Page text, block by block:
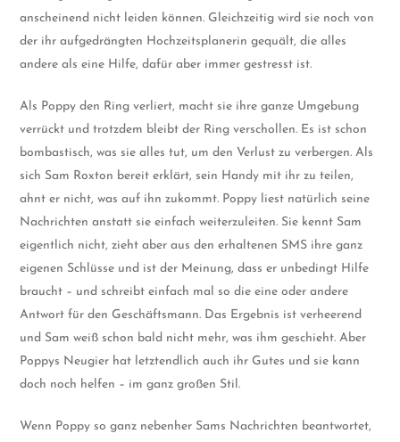
anscheinend nicht leiden können. Gleichzeitig wird sie noch von
der ihr aufgedrängten Hochzeitsplanerin gequält, die alles
andere als eine Hilfe, dafür aber immer gestresst ist.
Als Poppy den Ring verliert, macht sie ihre ganze Umgebung
verrückt und trotzdem bleibt der Ring verschollen. Es ist schon
bombastisch, was sie alles tut, um den Verlust zu verbergen. Als
sich Sam Roxton bereit erklärt, sein Handy mit ihr zu teilen,
ahnt er nicht, was auf ihn zukommt. Poppy liest natürlich seine
Nachrichten anstatt sie einfach weiterzuleiten. Sie kennt Sam
eigentlich nicht, zieht aber aus den erhaltenen SMS ihre ganz
eigenen Schlüsse und ist der Meinung, dass er unbedingt Hilfe
braucht – und schreibt einfach mal so die eine oder andere
Antwort für den Geschäftsmann. Das Ergebnis ist verheerend
und Sam weiß schon bald nicht mehr, was ihm geschieht. Aber
Poppys Neugier hat letztendlich auch ihr Gutes und sie kann
doch noch helfen – im ganz großen Stil.
Wenn Poppy so ganz nebenher Sams Nachrichten beantwortet,